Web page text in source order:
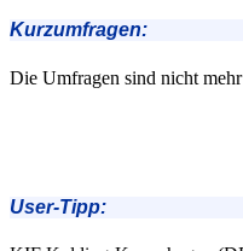
Kurzumfragen:
Die Umfragen sind nicht
User-Tipp: